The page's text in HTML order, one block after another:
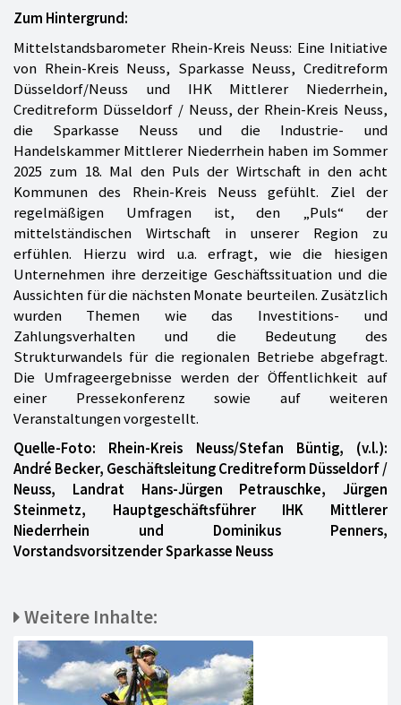
Zum Hintergrund:
Mittelstandsbarometer Rhein-Kreis Neuss: Eine Initiative
von Rhein-Kreis Neuss, Sparkasse Neuss, Creditreform
Düsseldorf/Neuss und IHK Mittlerer Niederrhein,
Creditreform Düsseldorf / Neuss, der Rhein-Kreis Neuss,
die Sparkasse Neuss und die Industrie- und
Handelskammer Mittlerer Niederrhein haben im Sommer
2025 zum 18. Mal den Puls der Wirtschaft in den acht
Kommunen des Rhein-Kreis Neuss gefühlt. Ziel der
regelmäßigen Umfragen ist, den „Puls“ der
mittelständischen Wirtschaft in unserer Region zu
erfühlen. Hierzu wird u.a. erfragt, wie die hiesigen
Unternehmen ihre derzeitige Geschäftssituation und die
Aussichten für die nächsten Monate beurteilen. Zusätzlich
wurden Themen wie das Investitions- und
Zahlungsverhalten und die Bedeutung des
Strukturwandels für die regionalen Betriebe abgefragt.
Die Umfrageergebnisse werden der Öffentlichkeit auf
einer Pressekonferenz sowie auf weiteren
Veranstaltungen vorgestellt.
Quelle-Foto: Rhein-Kreis Neuss/Stefan Büntig, (v.l.):
André Becker, Geschäftsleitung Creditreform Düsseldorf /
Neuss, Landrat Hans-Jürgen Petrauschke, Jürgen
Steinmetz, Hauptgeschäftsführer IHK Mittlerer
Niederrhein und Dominikus Penners,
Vorstandsvorsitzender Sparkasse Neuss
Weitere Inhalte: